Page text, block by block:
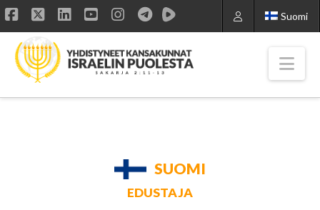
Suomi
Facebook
X LinkedIn
YouTube
Instagram
SUOMI
EDUSTAJA